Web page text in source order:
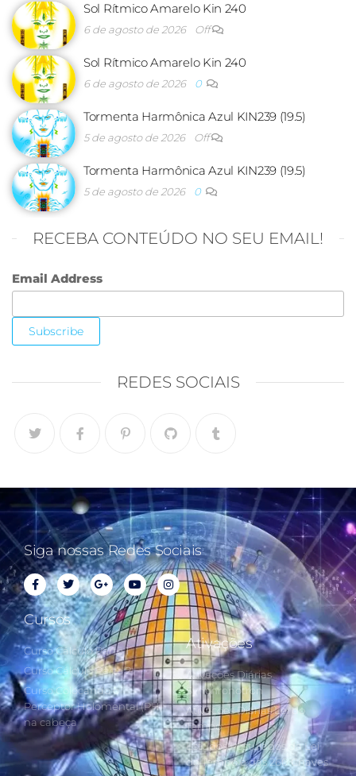
Sol Rítmico Amarelo Kin 240
6 de agosto de 2026 Off
Sol Rítmico Amarelo Kin 240
6 de agosto de 2026 0
Tormenta Harmônica Azul KIN239 (19.5)
5 de agosto de 2026 Off
Tormenta Harmônica Azul KIN239 (19.5)
5 de agosto de 2026 0
RECEBA CONTEÚDO NO SEU EMAIL!
Email Address
REDES SOCIAIS
Siga nossas Redes Sociais
Cursos
Curso Cálculo Parte 1
Curso Cálculo Parte 2
Curso Colocando o
Perceptor Holomental (PH)
na cabeça
Ativações
Ativações Diárias
Synchronotron
Ativações Diárias Lei do
Tempo
Estudos Postulados da Lei
do Tempo e das 260 Chaves